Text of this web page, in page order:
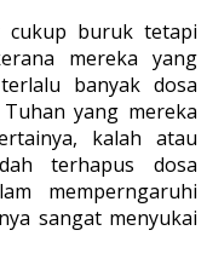
cukup buruk tetapi
mereka yang
banyak dosa
yang mereka
kalah atau
terhapus dosa
memperngaruhi
sangat menyukai